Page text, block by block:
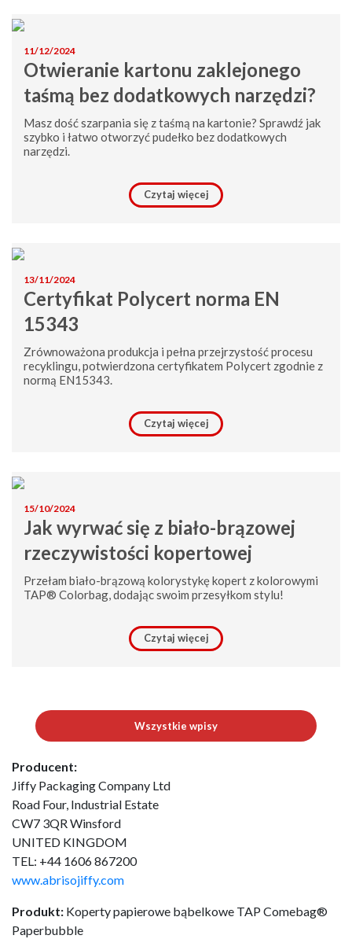
11/12/2024
Otwieranie kartonu zaklejonego
taśmą bez dodatkowych narzędzi?
Masz dość szarpania się z taśmą na kartonie? Sprawdź jak
szybko i łatwo otworzyć pudełko bez dodatkowych
narzędzi.
Czytaj więcej
13/11/2024
Certyfikat Polycert norma EN
15343
Zrównoważona produkcja i pełna przejrzystość procesu
recyklingu, potwierdzona certyfikatem Polycert zgodnie z
normą EN15343.
Czytaj więcej
15/10/2024
Jak wyrwać się z biało-brązowej
rzeczywistości kopertowej
Przełam biało-brązową kolorystykę kopert z kolorowymi
TAP® Colorbag, dodając swoim przesyłkom stylu!
Czytaj więcej
Wszystkie wpisy
Producent:
Jiffy Packaging Company Ltd
Road Four, Industrial Estate
CW7 3QR Winsford
UNITED KINGDOM
TEL: +44 1606 867200
www.abrisojiffy.com
Produkt: Koperty papierowe bąbelkowe TAP Comebag®
Paperbubble